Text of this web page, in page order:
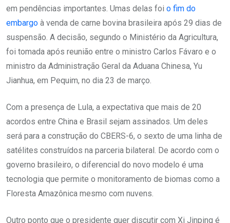
em pendências importantes. Umas delas foi o fim do
embargo à venda de carne bovina brasileira após 29 dias de
suspensão. A decisão, segundo o Ministério da Agricultura,
foi tomada após reunião entre o ministro Carlos Fávaro e o
ministro da Administração Geral da Aduana Chinesa, Yu
Jianhua, em Pequim, no dia 23 de março.
Com a presença de Lula, a expectativa que mais de 20
acordos entre China e Brasil sejam assinados. Um deles
será para a construção do CBERS-6, o sexto de uma linha de
satélites construídos na parceria bilateral. De acordo com o
governo brasileiro, o diferencial do novo modelo é uma
tecnologia que permite o monitoramento de biomas como a
Floresta Amazônica mesmo com nuvens.
Outro ponto que o presidente quer discutir com Xi Jinping é